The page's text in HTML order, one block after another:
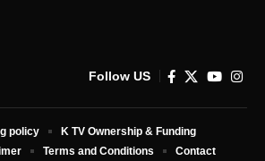
Follow US
policy
K TV Ownership & Funding
Terms and Conditions Contact